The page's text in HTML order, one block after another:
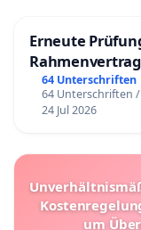
Erneute
64 Unterschriften
64 Unterschriften /
24 Jul 2026
um